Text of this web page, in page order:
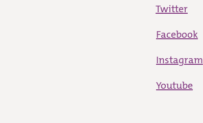
Twitter
Facebook
Instagram
Youtube